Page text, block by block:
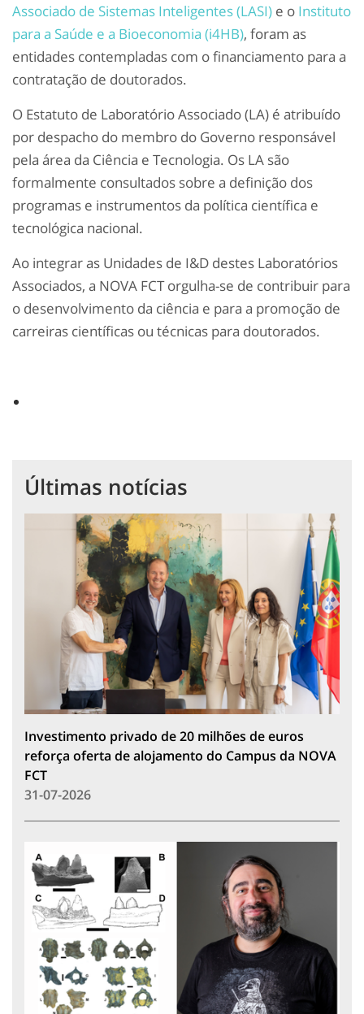
Associado de Sistemas Inteligentes (LASI) e o Instituto
para a Saúde e a Bioeconomia (i4HB), foram as
entidades contempladas com o financiamento para a
contratação de doutorados.
O Estatuto de Laboratório Associado (LA) é atribuído
por despacho do membro do Governo responsável
pela área da Ciência e Tecnologia. Os LA são
formalmente consultados sobre a definição dos
programas e instrumentos da política científica e
tecnológica nacional.
Ao integrar as Unidades de I&D destes Laboratórios
Associados, a NOVA FCT orgulha-se de contribuir para
o desenvolvimento da ciência e para a promoção de
carreiras científicas ou técnicas para doutorados.
Últimas notícias
Investimento privado de 20 milhões de euros
reforça oferta de alojamento do Campus da NOVA
FCT
31-07-2026